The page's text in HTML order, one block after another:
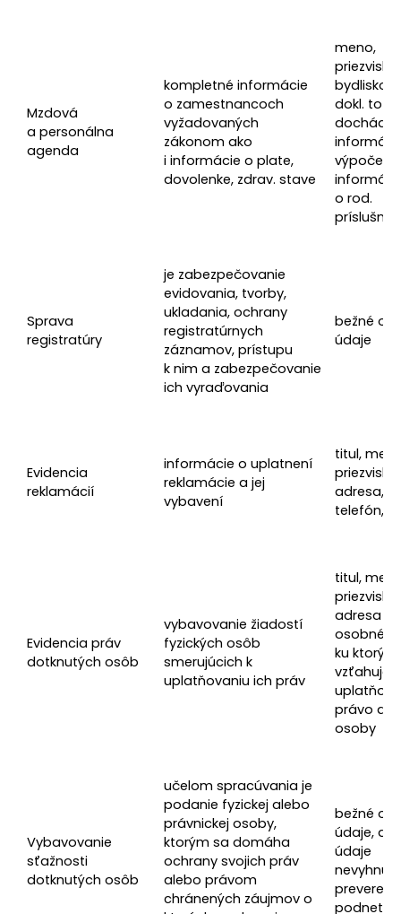
Mzdová
a personálna
agenda
kompletné informácie
o zamestnancoch
vyžadovaných
zákonom ako
i informácie o plate,
dovolenke, zdrav. stave
meno,
bydlisko,
dokl.
výpočet
o rod.
Sprava
registratúry
je zabezpečovanie
evidovania, tvorby,
ukladania, ochrany
registratúrnych
záznamov, prístupu
k nim a zabezpečovanie
ich vyraďovania
bežné
údaje
Evidencia
reklamácií
informácie o uplatnení
reklamácie a jej
vybavení
titul,
priezvisko,
adresa,
telefón,
Evidencia práv
dotknutých osôb
vybavovanie žiadostí
fyzických osôb
smerujúcich k
uplatňovaniu ich práv
titul,
priezvisko,
adresa a
osobné
ku
vzťahuje
právo
osoby
Vybavovanie
sťažnosti
dotknutých osôb
učelom spracúvania je
podanie fyzickej alebo
právnickej osoby,
ktorým sa domáha
ochrany svojich práv
alebo právom
chránených záujmov o
bežné
údaje,
údaje
podnetu